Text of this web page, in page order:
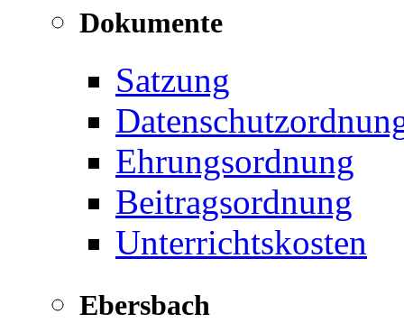
Dokumente
Satzung
Ehrungsordnung
Beitragsordnung
Unterrichtskosten
Ebersbach